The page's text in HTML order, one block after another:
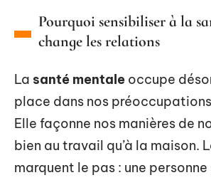
Pourquoi sensibiliser à la
change les relations
La santé mentale occupe
place dans nos
Elle façonne nos manières de
bien au travail qu’à la maison.
marquent le pas : une